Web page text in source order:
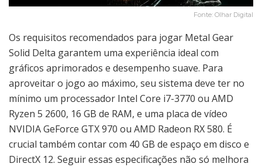
Fonte: Olhar Digital
Os requisitos recomendados para jogar Metal Gear
Solid Delta garantem uma experiência ideal com
gráficos aprimorados e desempenho suave. Para
aproveitar o jogo ao máximo, seu sistema deve ter no
mínimo um processador Intel Core i7-3770 ou AMD
Ryzen 5 2600, 16 GB de RAM, e uma placa de vídeo
NVIDIA GeForce GTX 970 ou AMD Radeon RX 580. É
crucial também contar com 40 GB de espaço em disco e
DirectX 12. Seguir essas especificações não só melhora